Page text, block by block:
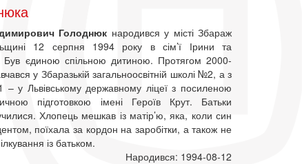
Голоднюк народився у місті Збараж
12 серпня 1994 року в сім’ї Ірини та
єдиною спільною дитиною. Протягом 2000-
у Збаразькій загальноосвітній школі №2, а з
у Львівському державному ліцеї з посиленою
підготовкою імені Героїв Крут. Батьки
Хлопець мешкав із матір’ю, яка, коли син
поїхала за кордон на заробітки, а також не
із батьком.
Народився: 1994-08-12